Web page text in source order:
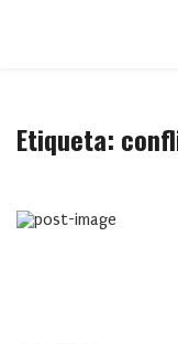
Etiqueta: